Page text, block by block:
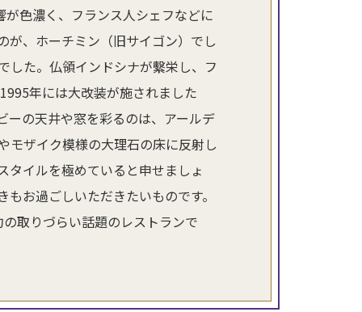
色濃く、フランス人シェフなどに
が、ホーチミン（旧サイゴン）でし
した。仏領インドシナが繫栄し、フ
年には大改装が施されました
ーの天井や窓を彩るのは、アールデ
モザイク模様の大理石の床に反射し
タイルを極めていると申せましょ
お過ごしいただきたいものです。
取りづらい話題のレストランで